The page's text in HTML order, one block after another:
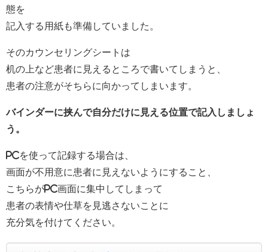
態を
記入する用紙も準備していました。
そのカウンセリングシートは
机の上など患者に見えるところで書いてしまうと、
患者の注意がそちらに向かってしまいます。
バインダーに挟んで自分だけに見える位置で記入しましょ
う。
PCを使って記録する場合は、
画面が不用意に患者に見えないようにすること、
こちらがPC画面に集中してしまって
患者の表情や仕草を見逃さないことに
充分気を付けてください。